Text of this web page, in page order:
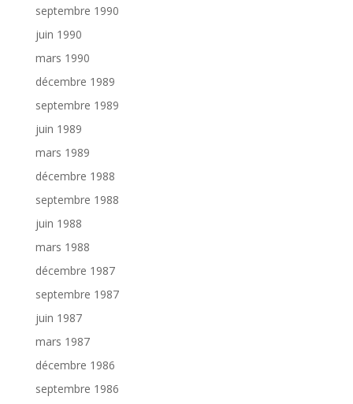
septembre 1990
juin 1990
mars 1990
décembre 1989
septembre 1989
juin 1989
mars 1989
décembre 1988
septembre 1988
juin 1988
mars 1988
décembre 1987
septembre 1987
juin 1987
mars 1987
décembre 1986
septembre 1986